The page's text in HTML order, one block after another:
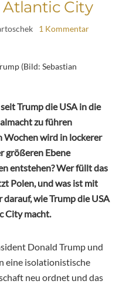
Atlantic City
1 Kommentar
(Bild: Sebastian
Trump die USA in die
zu führen
Wochen wird in lockerer
größeren Ebene
entstehen? Wer füllt das
Polen, und was ist mit
darauf, wie Trump die USA
City macht.
Donald Trump und
eine isolationistische
neu ordnet und das